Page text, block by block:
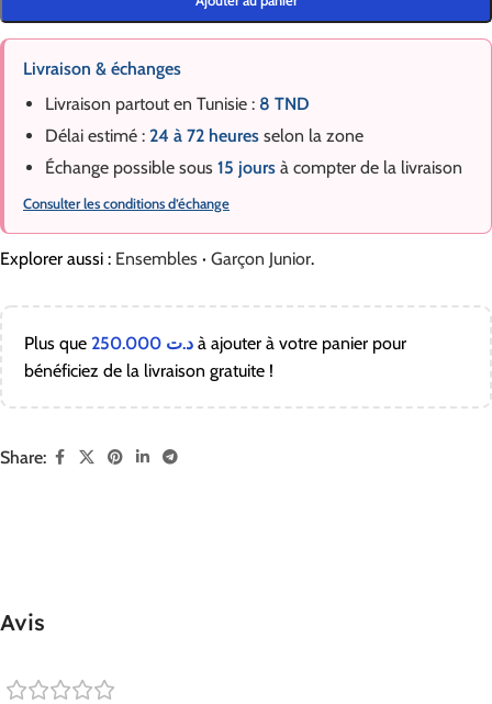
Livraison & échanges
Livraison partout en Tunisie : 8 TND
Délai estimé : 24 à 72 heures selon la zone
Échange possible sous 15 jours à compter de la livraison
Consulter les conditions d’échange
Explorer aussi : Ensembles · Garçon Junior.
Plus que د.ت à ajouter à votre panier pour
bénéficiez de la livraison gratuite !
Share:
Avis